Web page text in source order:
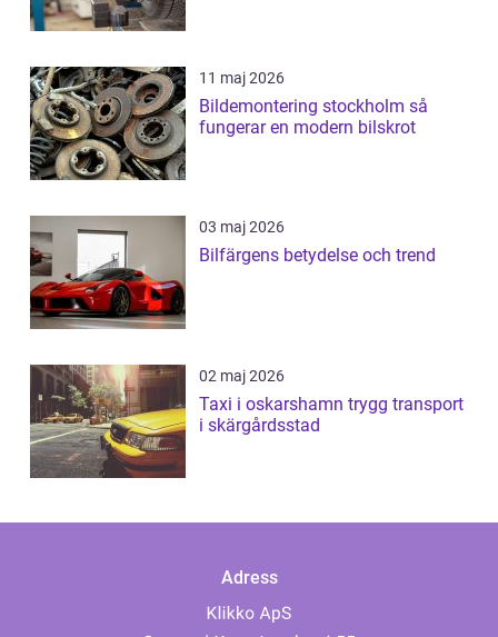
11 maj 2026
Bildemontering stockholm så
fungerar en modern bilskrot
03 maj 2026
Bilfärgens betydelse och trend
02 maj 2026
Taxi i oskarshamn trygg transport
i skärgårdsstad
Adress